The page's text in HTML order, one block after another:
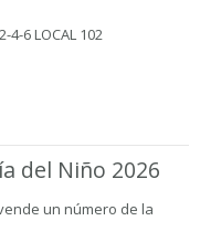
4-6 LOCAL 102
del Niño 2026
un número de la